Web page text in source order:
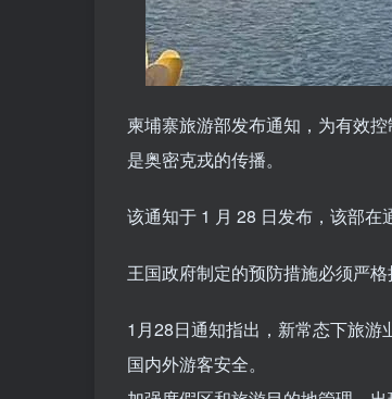
柬埔寨旅游部发布通知，为有效
是奥密克戎的传播。
该通知于 1 月 28 日发布，该部在
王国政府制定的预防措施必须严格
1月28日通知指出，新常态下旅
国内外游客安全。